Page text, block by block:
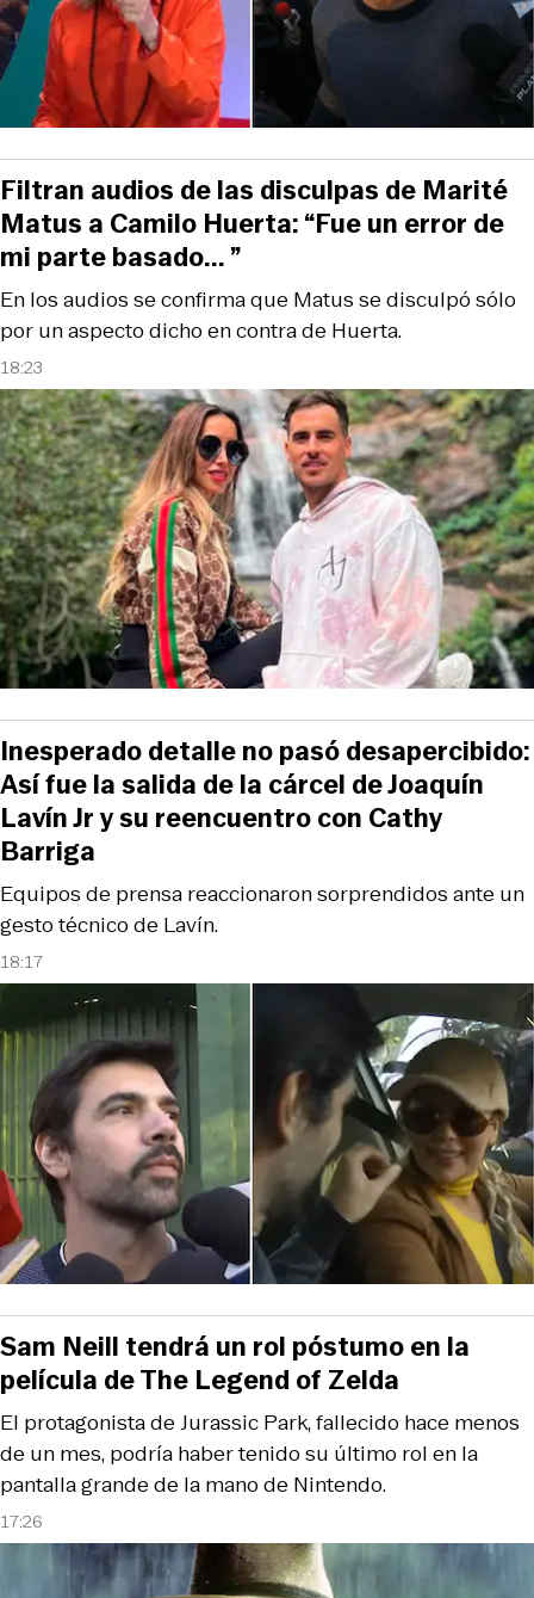
18:23
En los audios se confirma que Matus se disculpó sólo
por un aspecto dicho en contra de Huerta.
Filtran audios de las disculpas de Marité
Matus a Camilo Huerta: “Fue un error de
mi parte basado... ”
18:17
Equipos de prensa reaccionaron sorprendidos ante un
gesto técnico de Lavín.
Inesperado detalle no pasó desapercibido:
Así fue la salida de la cárcel de Joaquín
Lavín Jr y su reencuentro con Cathy
Barriga
17:26
El protagonista de Jurassic Park, fallecido hace menos
de un mes, podría haber tenido su último rol en la
pantalla grande de la mano de Nintendo.
Sam Neill tendrá un rol póstumo en la
película de The Legend of Zelda